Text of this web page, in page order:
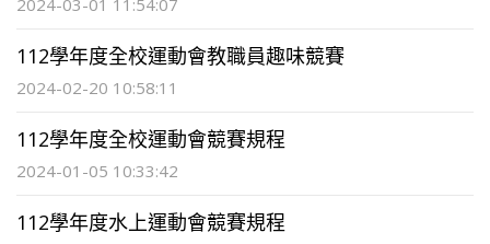
2024-03-01 11:54:07
112學年度全校運動會教職員趣味競賽
2024-02-20 10:58:11
112學年度全校運動會競賽規程
2024-01-05 10:33:42
112學年度水上運動會競賽規程